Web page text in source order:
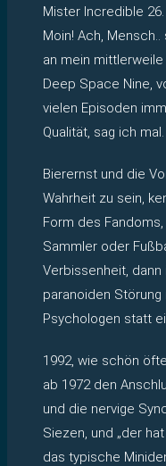
Mister Incredible
Moin! Ach,
an mein
Deep Space Nine,
vielen Episoden
Qualität, sag ich mal.
Bierernst und die
Wahrheit zu sein,
Form des
Sammler oder
Verbissenheit,
paranoiden
Psychologen statt
1992, wie schön
ab 1972 den
und die nervige
Siezen, und „der
das typische